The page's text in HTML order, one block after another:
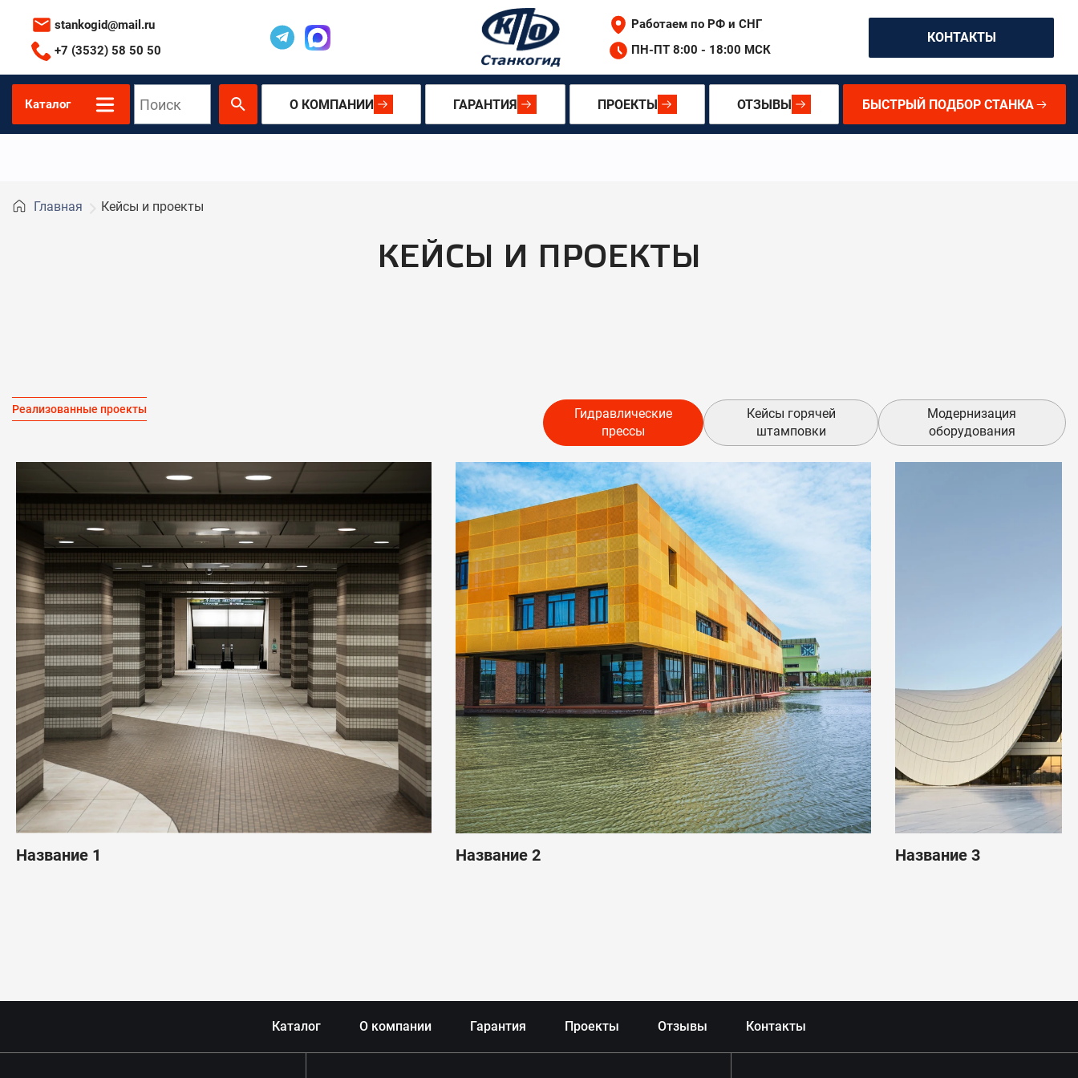
«Старт»
stankogid@mail.ru
+7 (3532) 58 50 50
Работаем по РФ и СНГ
ПН-ПТ 8:00 - 18:00 МСК
КОНТАКТЫ
Каталог О КОМПАНИИ ГАРАНТИЯ ПРОЕКТЫ ОТЗЫВЫ БЫСТРЫЙ ПОДБОР СТАНКА
Главная Кейсы и проекты
КЕЙСЫ И ПРОЕКТЫ
Реализованные проекты
Гидравлические
прессы
Кейсы горячей
штамповки
Модернизация
оборудования
Название 1 Название 2 Название 3
Каталог О компании Гарантия Проекты Отзывы Контакты